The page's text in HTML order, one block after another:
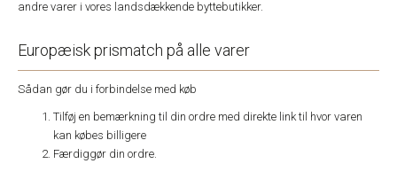
andre varer i vores landsdækkende byttebutikker.
Europæisk prismatch på alle varer
Sådan gør du i forbindelse med køb
Tilføj en bemærkning til din ordre med direkte link til hvor varen
kan købes billigere
Færdiggør din ordre.